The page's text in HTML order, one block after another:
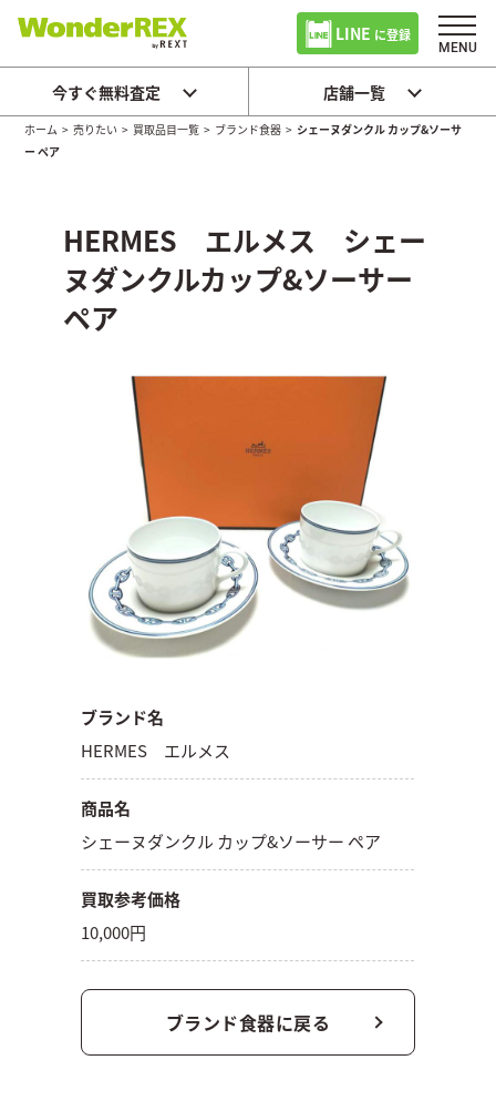
LINE に登録
今すぐ無料査定 店舗一覧
ホーム >売りたい > 買取品目一覧 > ブランド食器 > シェーヌダンクル カップ&ソーサ
ー ペア
HERMES エルメス シェー
ヌダンクルカップ&ソーサー
ペア
ブランド名
HERMES エルメス
商品名
シェーヌダンクル カップ&ソーサー ペア
買取参考価格
10,000円
ブランド食器に戻る